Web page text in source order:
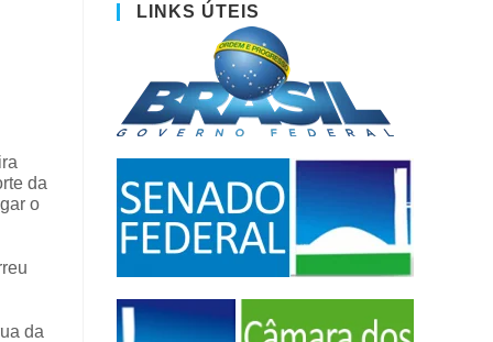
da
o
da
LINKS ÚTEIS